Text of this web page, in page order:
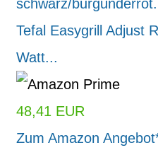
Tefal Easygrill Adjust
Watt...
48,41 EUR
Zum Amazon